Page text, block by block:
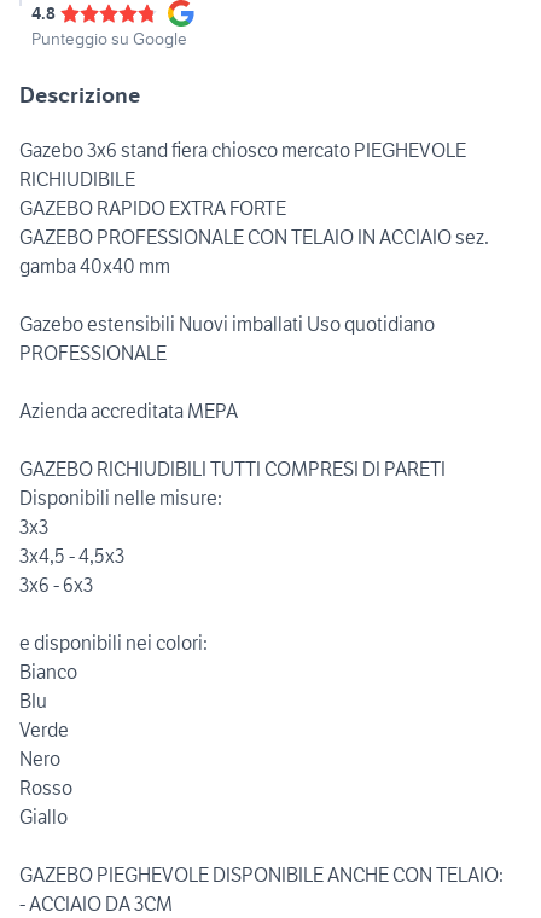
4.8
Punteggio su Google
Descrizione
Gazebo 3x6 stand fiera chiosco mercato PIEGHEVOLE
RICHIUDIBILE
GAZEBO RAPIDO EXTRA FORTE
GAZEBO PROFESSIONALE CON TELAIO IN ACCIAIO sez.
gamba 40x40 mm
Gazebo estensibili Nuovi imballati Uso quotidiano
PROFESSIONALE
Azienda accreditata MEPA
GAZEBO RICHIUDIBILI TUTTI COMPRESI DI PARETI
Disponibili nelle misure:
3x3
3x4,5 - 4,5x3
3x6 - 6x3
e disponibili nei colori:
Bianco
BIu
Verde
Nero
Rosso
Giallo
GAZEBO PIEGHEVOLE DISPONIBILE ANCHE CON TELAIO:
- ACCIAIO DA 3CM